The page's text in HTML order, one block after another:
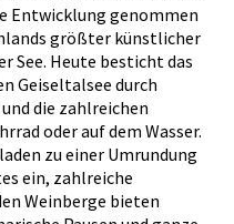
Entwicklung genommen
größter künstlicher
See. Heute besticht das
Geiseltalsee durch
die zahlreichen
oder auf dem Wasser.
zu einer Umrundung
ein, zahlreiche
Weinberge bieten